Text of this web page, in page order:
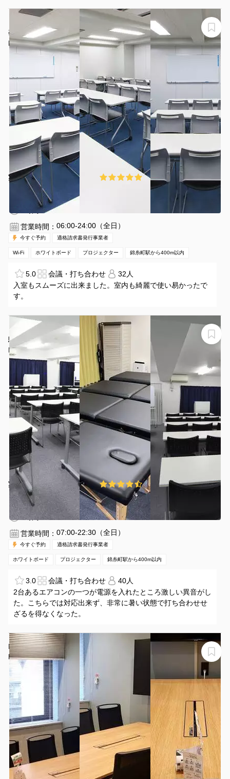
【ROOMs第4会議室】【32名対応】錦糸町駅4分｜企業
研修・セミナー・説明会・資格講座向け大型会議室
ROOMs錦糸町店 第4会議室
¥2680 〜 ¥3180 5.0 (7件)
錦糸町駅 徒歩5分
東京都墨田区錦糸1-14-7
1〜32名
1時間〜
営業時間： 06:00-24:00（全日）
今すぐ予約 適格請求書発行事業者
Wi-Fi ホワイトボード プロジェクター 錦糸町駅から400m以内
5.0 会議・打ち合わせ
32人
入室もスムーズに出来ました。室内も綺麗で使い易かったで
す。
【ROOMs 錦糸町北口駅前店】【施術ベッド4台】錦糸町
駅2分 最大44名｜整体スクール・医療セミナー・会議・
研修
ROOMs 錦糸町北口駅前店 錦糸町駅徒歩2分
¥2480 〜 ¥3780 /時間 4.3
(8件)
錦糸町駅 徒歩3分
東京都墨田区錦糸2-8-9
1時間〜
営業時間： 07:00-22:30（全日）
今すぐ予約 適格請求書発行事業者
ホワイトボード プロジェクター 錦糸町駅から400m以内
3.0 会議・打ち合わせ
40人
2台あるエアコンの一つが電源を入れたところ激しい異音がし
た。こちらでは対応出来ず、非常に暑い状態で打ち合わせせ
ざるを得なくなった。
H1T浅草 会議室 01(6名)
H1T浅草 会議室 01